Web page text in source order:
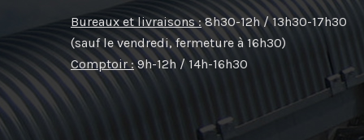
Bureaux et livraisons :8h30-12h / 13h30-17h30
(sauf le vendredi, fermeture à 16h30)
Comptoir :9h-12h / 14h-16h30